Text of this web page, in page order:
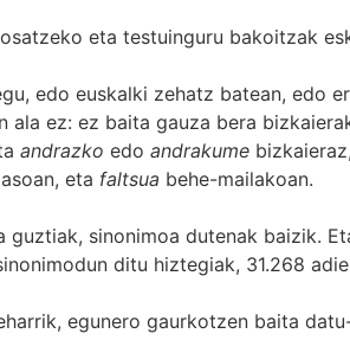
eta testuinguru bakoitzak
edo euskalki zehatz batean, edo
ez: ez baita gauza bera
andrazko edo andrakume
eta faltsua behe-mailakoan.
sinonimoa dutenak baizik.
ditu hiztegiak, 31.268
egunero gaurkotzen baita